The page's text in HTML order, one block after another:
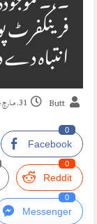
انتباہ
Butt 31. مارچ 2024
Facebook
0
Reddit
0
Messenger
0